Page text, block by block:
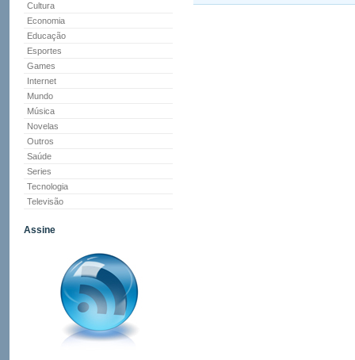
Cultura
Economia
Educação
Esportes
Games
Internet
Mundo
Música
Novelas
Outros
Saúde
Series
Tecnologia
Televisão
Assine